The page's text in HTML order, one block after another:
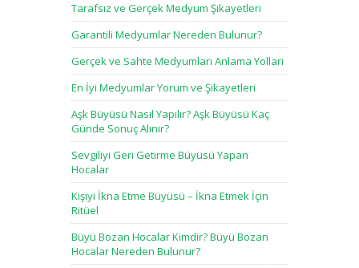
Tarafsız ve Gerçek Medyum Şikayetleri
Garantili Medyumlar Nereden Bulunur?
Gerçek ve Sahte Medyumları Anlama Yolları
En İyi Medyumlar Yorum ve Şikayetleri
Aşk Büyüsü Nasıl Yapılır? Aşk Büyüsü Kaç
Günde Sonuç Alınır?
Sevgiliyi Geri Getirme Büyüsü Yapan
Hocalar
Kişiyi İkna Etme Büyüsü – İkna Etmek İçin
Ritüel
Büyü Bozan Hocalar Kimdir? Büyü Bozan
Hocalar Nereden Bulunur?